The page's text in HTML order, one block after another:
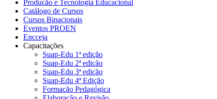
Produção e Tecnologia Educacional
Catálogo de Cursos
Cursos Binacionais
Eventos PROEN
Encceja
Capacitações
Suap-Edu 1ª edição
Suap-Edu 2ª edição
Suap-Edu 3ª edição
Suap-Edu 4ª Edição
Formação Pedagógica